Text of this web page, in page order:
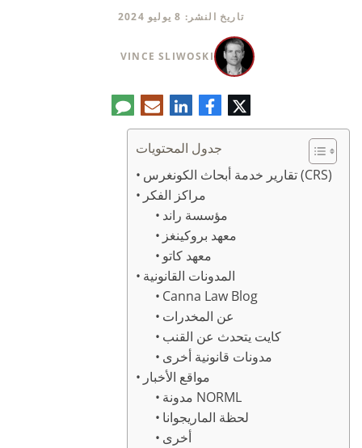
تاريخ النشر: 8 يوليو 2024
VINCE SLIWOSKI
تويترفيسبوكلينكدإنالبريد
الإلكتروني
تعليق
جدول المحتويات
تقارير خدمة أبحاث الكونغرس (CRS)
مراكز الفكر
مؤسسة راند
معهد بروكينغز
معهد كاتو
المدونات القانونية
Canna Law Blog
عن المخدرات
كايت يتحدث عن القنب
مدونات قانونية أخرى
مواقع الأخبار
مدونة NORML
لحظة الماريجوانا
أخرى